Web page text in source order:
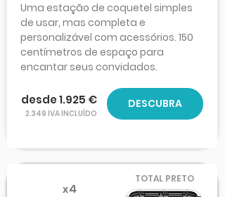
Uma estação de coquetel simples
de usar, mas completa e
personalizável com acessórios. 150
centímetros de espaço para
encantar seus convidados.
desde 1.925 €
2.349 IVA INCLUÍDO
DESCUBRA
x4
TOTAL PRETO